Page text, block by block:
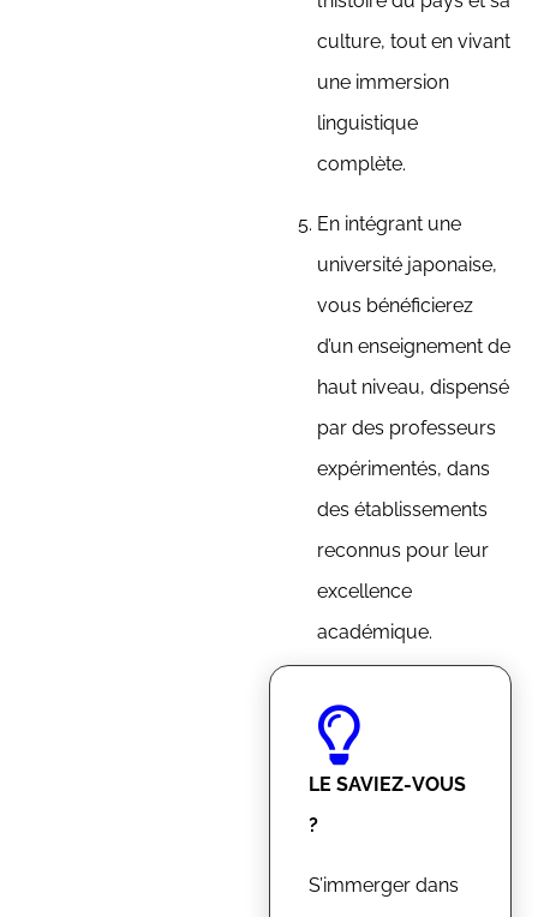
culture, tout en vivant
une immersion
linguistique
complète.
En intégrant une
université japonaise,
vous bénéficierez
d’un enseignement de
haut niveau, dispensé
par des professeurs
expérimentés, dans
des établissements
reconnus pour leur
excellence
académique.
LE SAVIEZ-VOUS
?
S’immerger dans